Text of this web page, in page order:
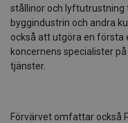
stållinor och
byggindustrin och andra
också att utgöra en första
koncernens specialister
tjänster.
Förvärvet omfattar också